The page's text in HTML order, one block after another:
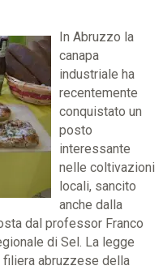
In Abruzzo la
canapa
industriale ha
recentemente
conquistato un
posto
interessante
nelle coltivazioni
locali, sancito
anche dalla
dal professor Franco
di Sel. La legge
filiera abruzzese della